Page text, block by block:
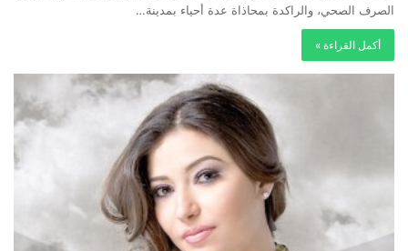
الصرف الصحي، والراكدة بمحاذاة عدة أحياء بمدينة…
أكمل القراءة »